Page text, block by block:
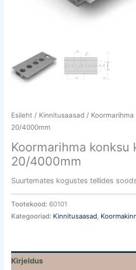
Esileht / Kinnitusaasad /
20/4000mm
Koormarihma
20/4000mm
Suurtemates kogustes tellides
Tootekood: 60101
Kategooriad: Kinnitusaasad,
Kirjeldus